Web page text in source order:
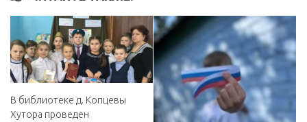
В библиотеке д. Копцевы
Хутора проведен